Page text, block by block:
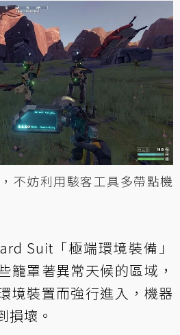
不妨利用駭客工具多帶點機
Suit「極端環境裝備」
籠罩著異常天候的區域，
境裝置而強行進入，機器
損壞。